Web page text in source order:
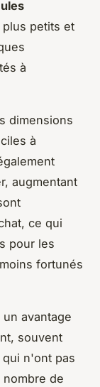
petits et
à
dimensions
à
augmentant
ce qui
pour les
fortunés
avantage
souvent
n'ont pas
de